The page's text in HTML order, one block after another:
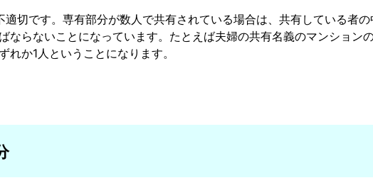
適切です。専有部分が数人で共有されている場合は、共有している者
ならないことになっています。たとえば夫婦の共有名義のマンション
れか1人ということになります。